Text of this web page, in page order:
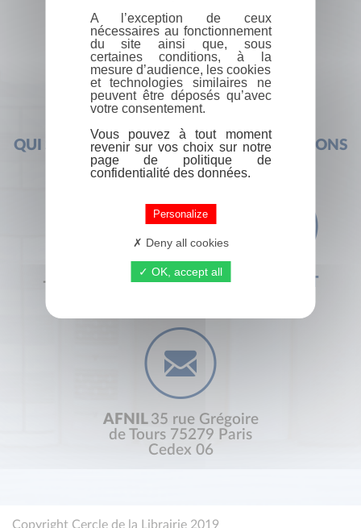
QUI SOMMES-NOUS ?FOIRE AUX QUESTIONS
+33 (0) 1 44 41 29 19 CONTACT
AFNIL 35 rue Grégoire
de Tours 75279 Paris
Cedex 06
Copyright Cercle de la Librairie 2019
A l’exception de ceux
nécessaires au fonctionnement
du site ainsi que, sous
certaines conditions, à la
mesure d’audience, les cookies
et technologies similaires ne
peuvent être déposés qu’avec
votre consentement.
Vous pouvez à tout moment
revenir sur vos choix sur notre
page de politique de
confidentialité des données.
Personalize
Deny all cookies
OK, accept all